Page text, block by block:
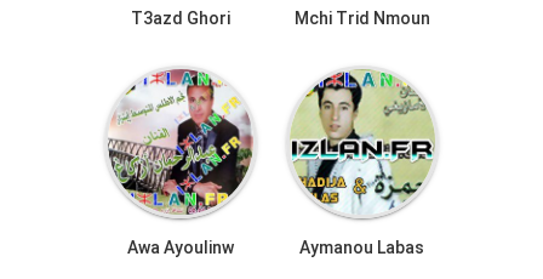
T3azd Ghori Mchi Trid Nmoun
Awa Ayoulinw Aymanou Labas